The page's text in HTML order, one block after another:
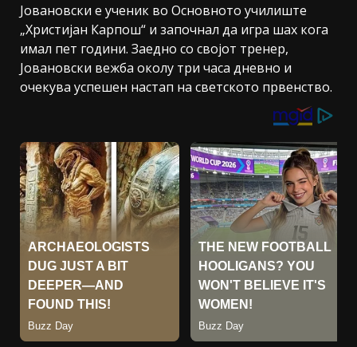
Јовановски е ученик во Основното училиште
„Христијан Карпош“ и започнал да игра шах кога
имал пет години. Заедно со својот тренер,
Јовановски вежба околу три часа дневно и
очекува успешен настап на светското првенство.